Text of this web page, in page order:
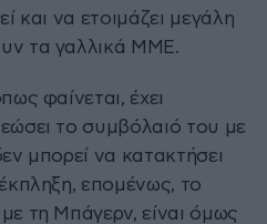
και να ετοιμάζει μεγάλη
τα γαλλικά ΜΜΕ.
φαίνεται, έχει
το συμβόλαιό του με
μπορεί να κατακτήσει
επομένως, το
τη Μπάγερν, είναι όμως